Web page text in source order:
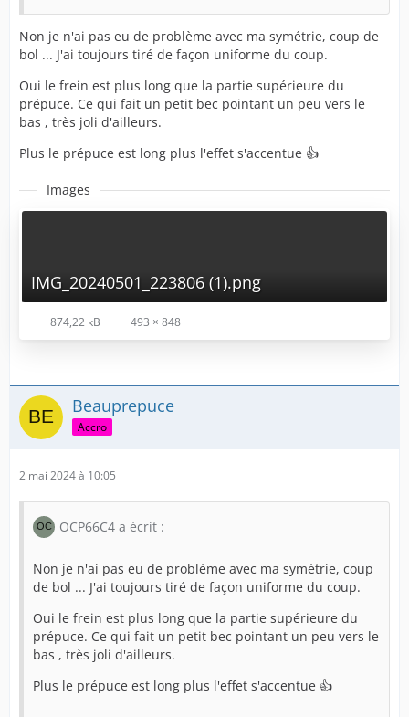
Non je n'ai pas eu de problème avec ma symétrie, coup de
bol ... J'ai toujours tiré de façon uniforme du coup.
Oui le frein est plus long que la partie supérieure du
prépuce. Ce qui fait un petit bec pointant un peu vers le
bas , très joli d'ailleurs.
Plus le prépuce est long plus l'effet s'accentue 👍
Images
IMG_20240501_223806 (1).png
874,22 kB 493 × 848
Beauprepuce
Accro
2 mai 2024 à 10:05
OCP66C4 a écrit :
Non je n'ai pas eu de problème avec ma symétrie, coup
de bol ... J'ai toujours tiré de façon uniforme du coup.
Oui le frein est plus long que la partie supérieure du
prépuce. Ce qui fait un petit bec pointant un peu vers le
bas , très joli d'ailleurs.
Plus le prépuce est long plus l'effet s'accentue 👍